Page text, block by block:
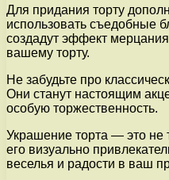
Для придания торту
использовать съедобные
создадут эффект
вашему торту.
Не забудьте про
Они станут настоящим
особую торжественность.
Украшение торта — это не
его визуально
веселья и радости в ваш